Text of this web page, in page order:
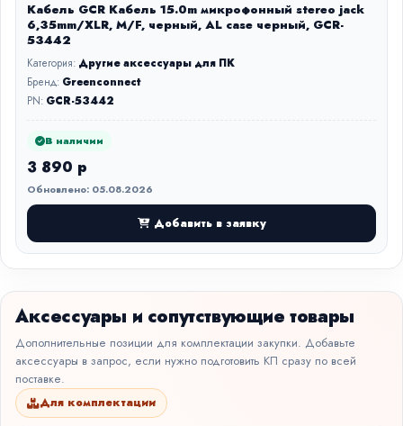
Кабель GCR Кабель 15.0m микрофонный stereo jack
6,35mm/XLR, M/F, черный, AL case черный, GCR-
53442
Категория: Другие аксессуары для ПК
Бренд: Greenconnect
PN: GCR-53442
В наличии
3 890 р
Обновлено: 05.08.2026
Добавить в заявку
Аксессуары и сопутствующие товары
Дополнительные позиции для комплектации закупки. Добавьте
аксессуары в запрос, если нужно подготовить КП сразу по всей
поставке.
Для комплектации